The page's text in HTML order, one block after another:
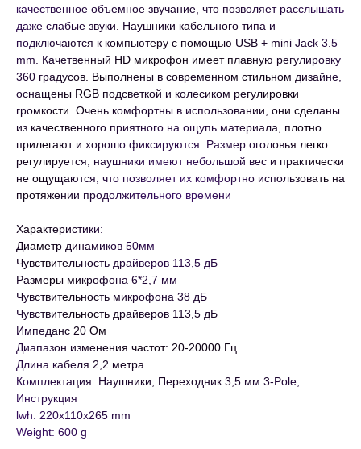
качественное объемное звучание, что позволяет расслышать
даже слабые звуки. Наушники кабельного типа и
подключаются к компьютеру с помощью USB + mini Jack 3.5
mm. Качетвенный HD микрофон имеет плавную регулировку
360 градусов. Выполнены в современном стильном дизайне,
оснащены RGB подсветкой и колесиком регулировки
громкости. Очень комфортны в использовании, они сделаны
из качественного приятного на ощупь материала, плотно
прилегают и хорошо фиксируются. Размер оголовья легко
регулируется, наушники имеют небольшой вес и практически
не ощущаются, что позволяет их комфортно использовать на
протяжении продолжительного времени
Характеристики:
Диаметр динамиков 50мм
Чувствительность драйверов 113,5 дБ
Размеры микрофона 6*2,7 мм
Чувствительность микрофона 38 дБ
Чувствительность драйверов 113,5 дБ
Импеданс 20 Ом
Диапазон изменения частот: 20-20000 Гц
Длина кабеля 2,2 метра
Комплектация: Наушники, Переходник 3,5 мм 3-Pole,
Инструкция
lwh: 220x110x265 mm
Weight: 600 g